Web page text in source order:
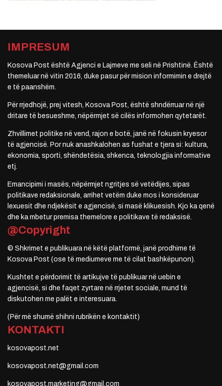
IMPRESUM
Kosova Post është Agjenci e Lajmeve me seli në Prishtinë. Është
themeluar në vitin 2016, duke pasur për mision informimin e drejtë
e të paanshëm.
Për rrjedhojë, prej vitesh, Kosova Post, është shndërruar në një
dritare të besueshme, nëpërmjet së cilës informohen qytetarët.
Zhvillimet politike në vend, rajon e botë, janë në fokusin kryesor
të agjencisë. Por nuk anashkalohen as fushat e tjera si: kultura,
ekonomia, sporti, shëndetësia, shkenca, teknologjia informative
etj.
Emancipimi i masës, nëpërmjet ngritjes së vetëdijes, sipas
politikave redaksionale, arrihet vetëm duke mos i konsideruar
lexuesit dhe ndjekësit e agjencisë, si masë klikuesish. Kjo ka qenë
dhe ka mbetur premisa themelore e politikave të redaksisë.
@Copyright
© Shkrimet e publikuara në këtë platformë, janë prodhime të
Kosova Post (ose të mediumeve me të cilat bashkëpunon).
Kushtet e përdorimit të artikujve të publikuar në uebin e
agjencisë, si dhe faqet zyrtare në rrjetet sociale, mund të
diskutohen me palët e interesuara.
(Për më shumë shihni rubrikën e kontaktit)
KONTAKTI
kosovapost.net
kosovapost.net@gmail.com
kosovapost.marketing@gmail.com